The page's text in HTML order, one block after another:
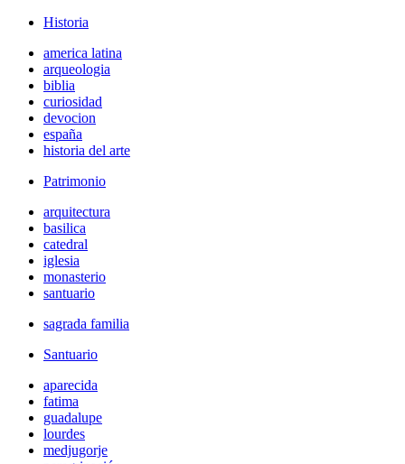
Historia
america latina
arqueologia
biblia
curiosidad
devocion
españa
historia del arte
Patrimonio
arquitectura
basilica
catedral
iglesia
monasterio
santuario
sagrada familia
Santuario
aparecida
fatima
guadalupe
lourdes
medjugorje